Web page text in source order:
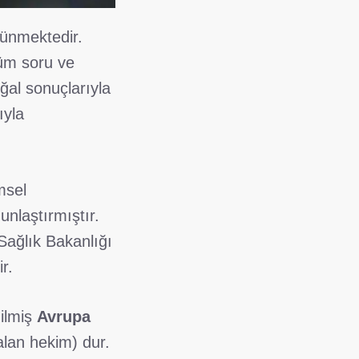
soru ve
sonuçlarıyla
Bakanlığı
Avrupa
hekim) dur.